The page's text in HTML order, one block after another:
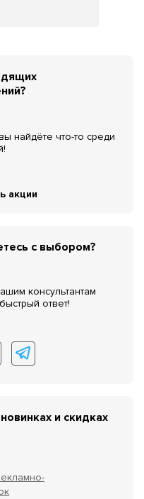
найдёте что-то среди
акции
с выбором?
консультантам
ответ!
и скидках